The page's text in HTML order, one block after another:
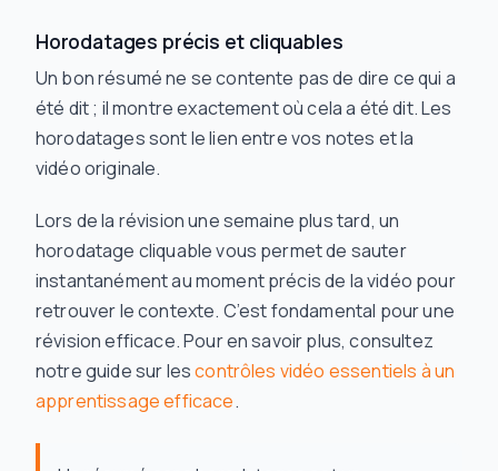
Horodatages précis et cliquables
Un bon résumé ne se contente pas de dire ce qui a
été dit ; il montre exactementoùcela a été dit. Les
horodatages sont le lien entre vos notes et la
vidéo originale.
Lors de la révision une semaine plus tard, un
horodatage cliquable vous permet de sauter
instantanément au moment précis de la vidéo pour
retrouver le contexte. C’est fondamental pour une
révision efficace. Pour en savoir plus, consultez
notre guide sur lescontrôles vidéo essentiels à un
apprentissage efficace.